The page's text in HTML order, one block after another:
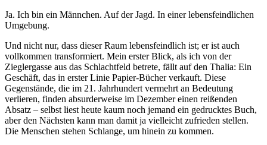
Ja. Ich bin ein Männchen. Auf der Jagd. In einer lebensfeindlichen
Umgebung.
Und nicht nur, dass dieser Raum lebensfeindlich ist; er ist auch
vollkommen transformiert. Mein erster Blick, als ich von der
Zieglergasse aus das Schlachtfeld betrete, fällt auf den Thalia: Ein
Geschäft, das in erster Linie Papier-Bücher verkauft. Diese
Gegenstände, die im 21. Jahrhundert vermehrt an Bedeutung
verlieren, finden absurderweise im Dezember einen reißenden
Absatz – selbst liest heute kaum noch jemand ein gedrucktes Buch,
aber den Nächsten kann man damit ja vielleicht zufrieden stellen.
Die Menschen stehen Schlange, um hinein zu kommen.